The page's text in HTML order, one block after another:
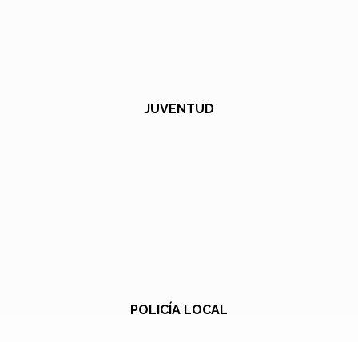
JUVENTUD
POLICÍA LOCAL